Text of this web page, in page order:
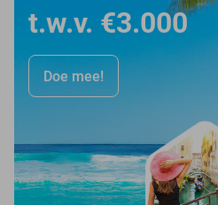
t.w.v. €3.000
Doe mee!